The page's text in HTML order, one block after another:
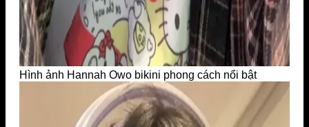
Hình ảnh Hannah Owo bikini phong cách nổi bật